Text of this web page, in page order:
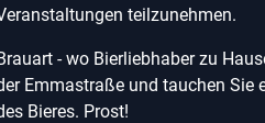
teilzunehmen.
- wo Bierliebhaber zu
Emmastraße und tauchen Sie
Bieres. Prost!